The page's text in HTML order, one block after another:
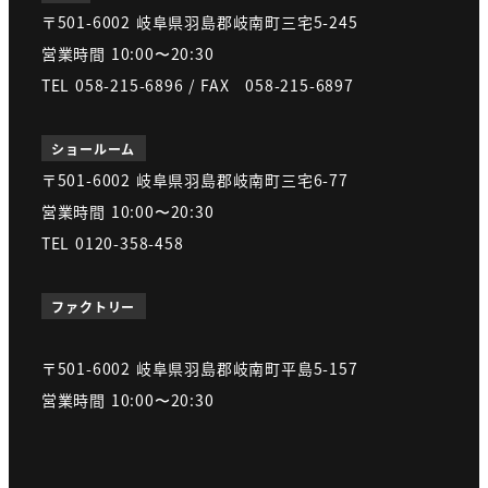
〒501-6002 岐阜県羽島郡岐南町三宅5-245
営業時間 10:00〜20:30
TEL 058-215-6896 / FAX 058-215-6897
ショールーム
〒501-6002 岐阜県羽島郡岐南町三宅6-77
営業時間 10:00〜20:30
TEL 0120-358-458
ファクトリー
〒501-6002 岐阜県羽島郡岐南町平島5-157
営業時間 10:00〜20:30